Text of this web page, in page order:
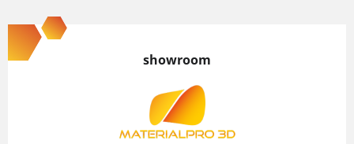
á
p
showroom